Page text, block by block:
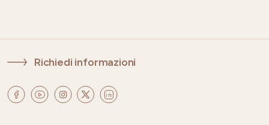
Richiedi informazioni